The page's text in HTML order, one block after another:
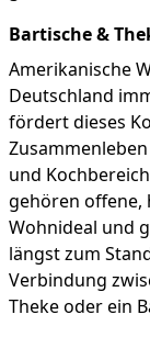
Bartische &
Amerikanische
Deutschland
fördert dieses
und
gehören offene,
Wohnideal und
längst zum
Verbindung
Theke oder ein